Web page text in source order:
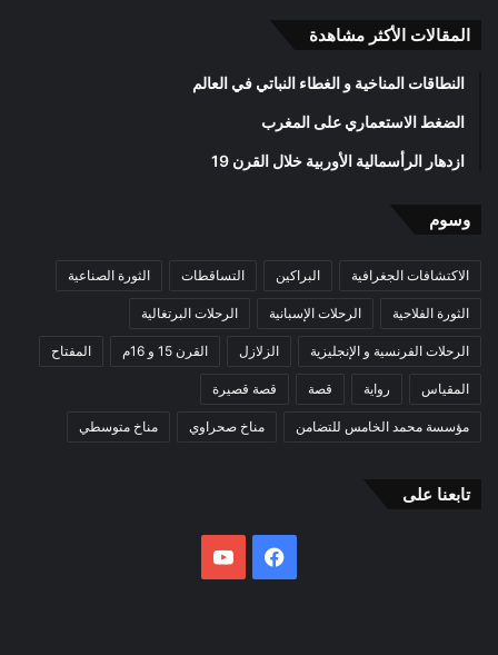
المقالات الأكثر مشاهدة
النطاقات المناخية و الغطاء النباتي في العالم
الضغط الاستعماري على المغرب
ازدهار الرأسمالية الأوربية خلال القرن 19
وسوم
الاكتشافات الجغرافية البراكين التساقطات الثورة الصناعية
الثورة الفلاحية الرحلات الإسبانية الرحلات البرتغالية
الرحلات الفرنسية و الإنجليزية الزلازل القرن 15 و 16م المفتاح
المقياس رواية قصة قصة قصيرة
مؤسسة محمد الخامس للتضامن مناخ صحراوي مناخ متوسطي
تابعنا على
فيسبوك